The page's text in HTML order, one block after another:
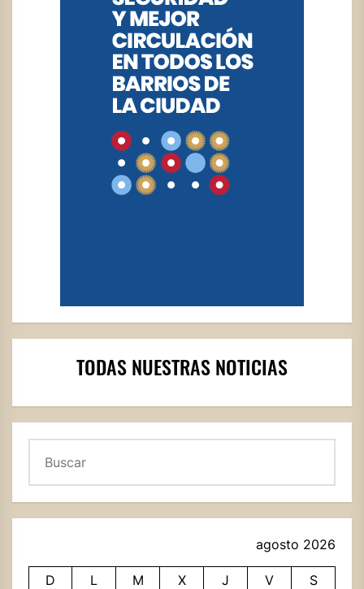
TODAS NUESTRAS NOTICIAS
agosto 2026
D L M X J V S